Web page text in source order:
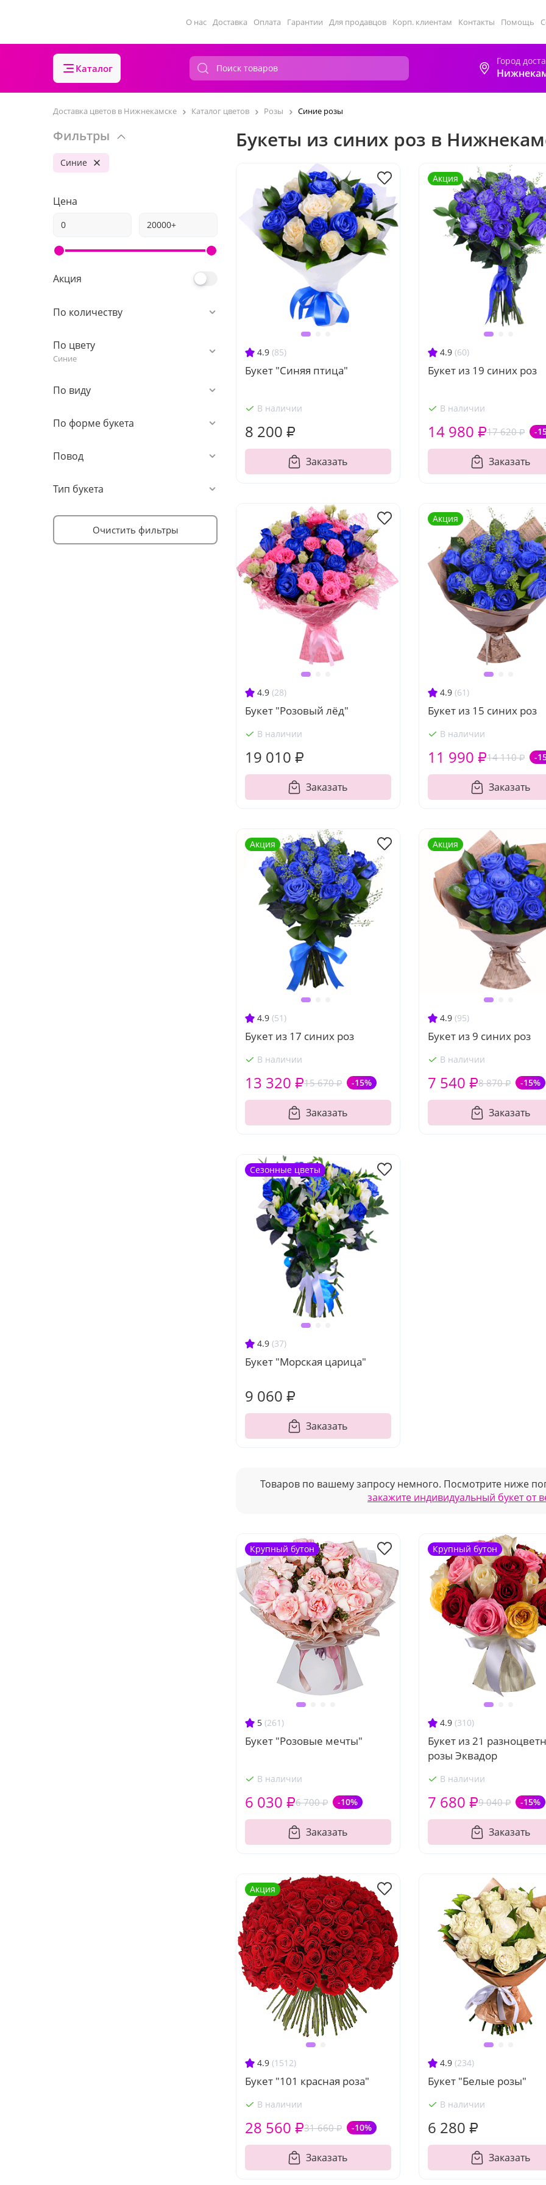
О нас Доставка Оплата Гарантии Для продавцов Корп. клиентам Контакты Помощь
Каталог
Город
Доставка цветов в Нижнекамске Каталог цветов Розы Синие розы
Фильтры
Синие
Цена
Акция
По количеству
По цвету
Синие
По виду
По форме букета
Повод
Тип букета
Очистить фильтры
Букеты из синих роз в
4.9 (85)
Букет "Синяя птица"
В наличии
8 200 ₽
Заказать
4.9 (60)
Букет из 19 синих роз
В наличии
17 620 ₽ -
14 980 ₽
Заказать
Акция
4.9 (28)
Букет "Розовый лёд"
В наличии
19 010 ₽
Заказать
4.9 (61)
Букет из 15 синих роз
В наличии
14 110 ₽ -
11 990 ₽
Заказать
Акция
4.9 (51)
Букет из 17 синих роз
В наличии
15 670 ₽ -15%
13 320 ₽
Заказать
Акция
4.9 (95)
Букет из 9 синих роз
В наличии
8 870 ₽ -15%
7 540 ₽
Заказать
Акция
4.9 (37)
Букет "Морская царица"
9 060 ₽
Заказать
Сезонные цветы
Товаров по вашему запросу немного. Посмотрите ниже
закажите индивидуальный букет от
5 (261)
Букет "Розовые мечты"
В наличии
6 700 ₽ -10%
6 030 ₽
Заказать
Крупный бутон
4.9 (310)
Букет из 21
розы Эквадор
В наличии
9 040 ₽ -15%
7 680 ₽
Заказать
Крупный бутон
4.9 (1512)
Букет "101 красная роза"
В наличии
31 660 ₽ -10%
28 560 ₽
Заказать
Акция
4.9 (234)
Букет "Белые розы"
В наличии
6 280 ₽
Заказать